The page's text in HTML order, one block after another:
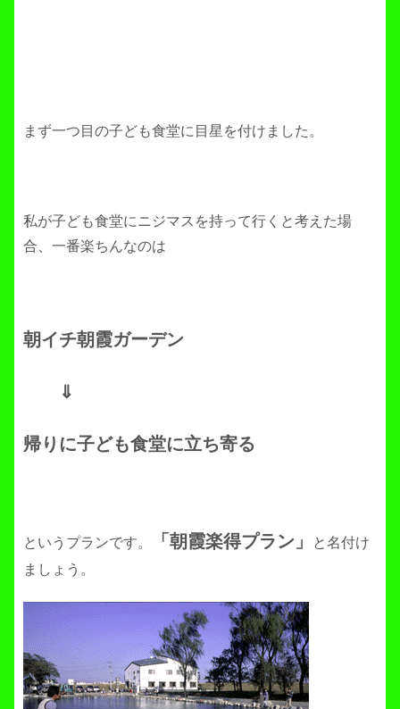
まず一つ目の子ども食堂に目星を付けました。
私が子ども食堂にニジマスを持って行くと考えた場
合、一番楽ちんなのは
朝イチ朝霞ガーデン
⇓
帰りに子ども食堂に立ち寄る
というプランです。 「朝霞楽得プラン」
と名付け
ましょう。